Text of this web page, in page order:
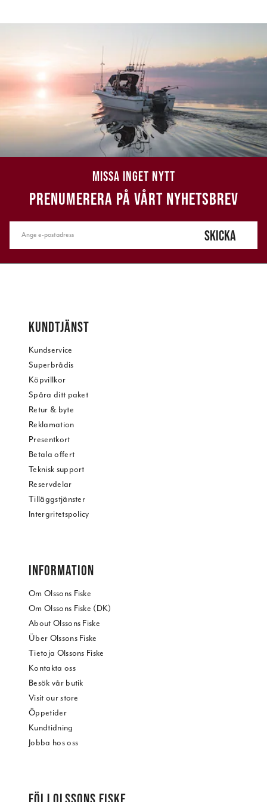
MISSA INGET NYTT
PRENUMERERA PÅ VÅRT NYHETSBREV
SKICKA
KUNDTJÄNST
Kundservice
Superbrådis
Köpvillkor
Spåra ditt paket
Retur & byte
Reklamation
Presentkort
Betala offert
Teknisk support
Reservdelar
Tilläggstjänster
Intergritetspolicy
INFORMATION
Om Olssons Fiske
Om Olssons Fiske (DK)
About Olssons Fiske
Über Olssons Fiske
Tietoja Olssons Fiske
Kontakta oss
Besök vår butik
Visit our store
Öppetider
Kundtidning
Jobba hos oss